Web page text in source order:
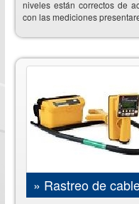
niveles están correctos de
con las mediciones
» Rastreo de